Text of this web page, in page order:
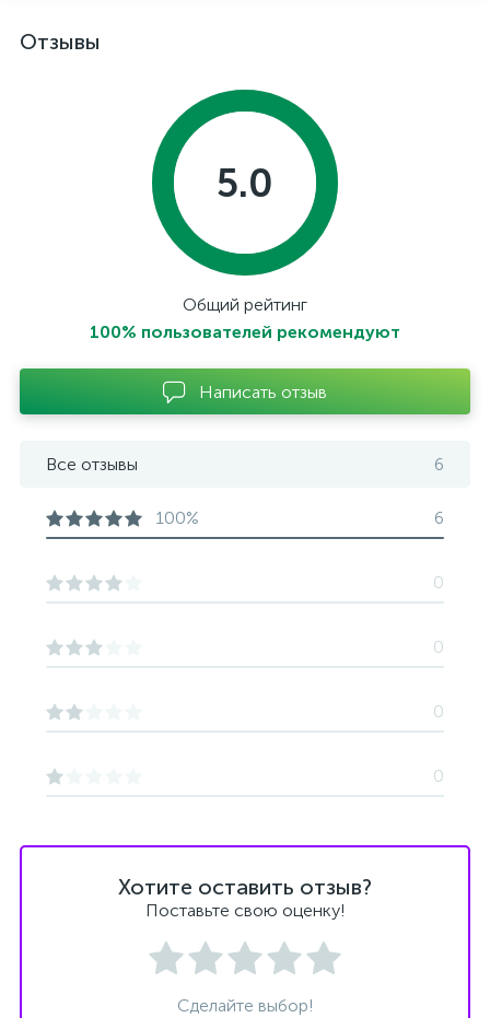
Отзывы
Хотите оставить отзыв?
Поставьте свою оценку!
Сделайте выбор!
5.0
Общий рейтинг
100% пользователей рекомендуют
Написать отзыв
Все отзывы 6
100% 6
0
0
0
0